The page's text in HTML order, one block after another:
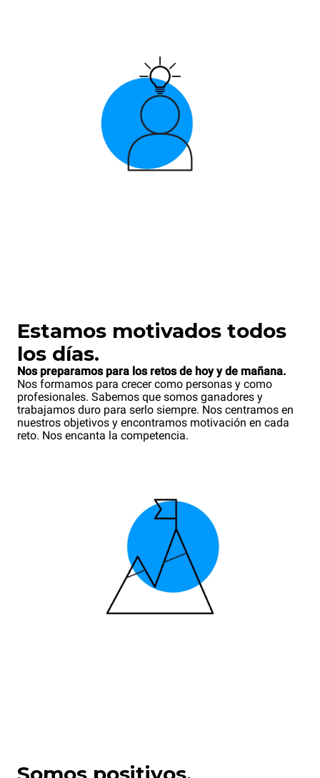
Estamos motivados todos
los días.
Nos preparamos para los retos de hoy y de mañana.
Nos formamos para crecer como personas y como
profesionales. Sabemos que somos ganadores y
trabajamos duro para serlo siempre. Nos centramos en
nuestros objetivos y encontramos motivación en cada
reto. Nos encanta la competencia.